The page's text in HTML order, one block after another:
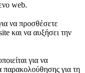
web.
να προσθέσετε
και να αυξήσει την
για να
παρακολούθησης για τη